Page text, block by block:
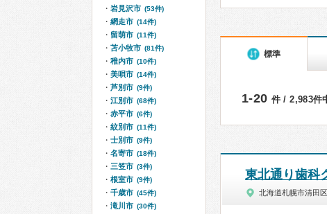
標準
1-20 件 / 2,983件
東北通り歯科
北海道札幌市清田
岩見沢市 (53件)
網走市 (14件)
留萌市 (11件)
苫小牧市 (81件)
稚内市 (10件)
美唄市 (14件)
芦別市 (9件)
江別市 (68件)
赤平市 (6件)
紋別市 (11件)
士別市 (9件)
名寄市 (18件)
三笠市 (3件)
根室市 (9件)
千歳市 (45件)
滝川市 (30件)